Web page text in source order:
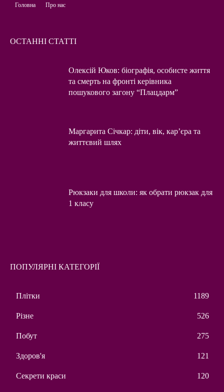
Головна Про нас
ОСТАННІ СТАТТІ
Олексій Юков: біографія, особисте життя
та смерть на фронті керівника
пошукового загону “Плацдарм”
Маргарита Січкар: діти, вік, кар’єра та
життєвий шлях
Рюкзаки для школи: як обрати рюкзак для
1 класу
ПОПУЛЯРНІ КАТЕГОРІЇ
Плітки 1189
Різне 526
Побут 275
Здоров'я 121
Секрети краси 120